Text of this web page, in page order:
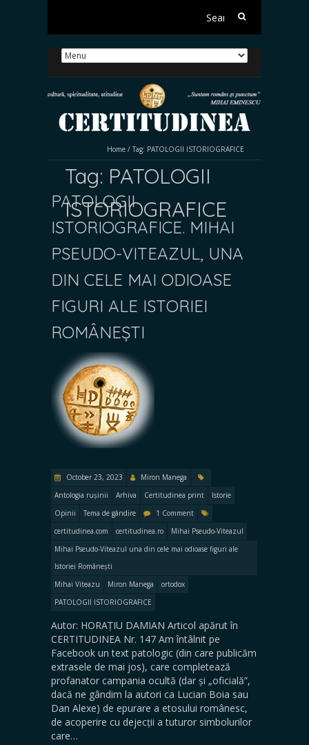
Search
Home / Tag: PATOLOGII ISTORIOGRAFICE
Tag: PATOLOGII
ISTORIOGRAFICE
PATOLOGII
ISTORIOGRAFICE. MIHAI
PSEUDO-VITEAZUL, UNA
DIN CELE MAI ODIOASE
FIGURI ALE ISTORIEI
ROMÂNEȘTI
October 23, 2023
Miron Manega
Antologia rușinii
Arhiva Certitudinea print
Istorie
Opinii
Tema de gândire
1 Comment
certitudinea.com
certitudinea.ro
Mihai Pseudo-Viteazul
Mihai Pseudo-Viteazul una din cele mai odioase figuri ale
Istoriei Românești
Mihai Viteazu
Miron Manega
ortodox
PATOLOGII ISTORIOGRAFICE
Autor: HORAȚIU DAMIAN Articol apărut în
CERTITUDINEA Nr. 147 Am întâlnit pe
Facebook un text patologic (din care publicăm
extrasele de mai jos), care completează
profanator campania ocultă (dar și „oficială”,
dacă ne gândim la autori ca Lucian Boia sau
Dan Alexe) de epurare a etosului românesc,
de acoperire cu dejecții a tuturor simbolurilor
care…